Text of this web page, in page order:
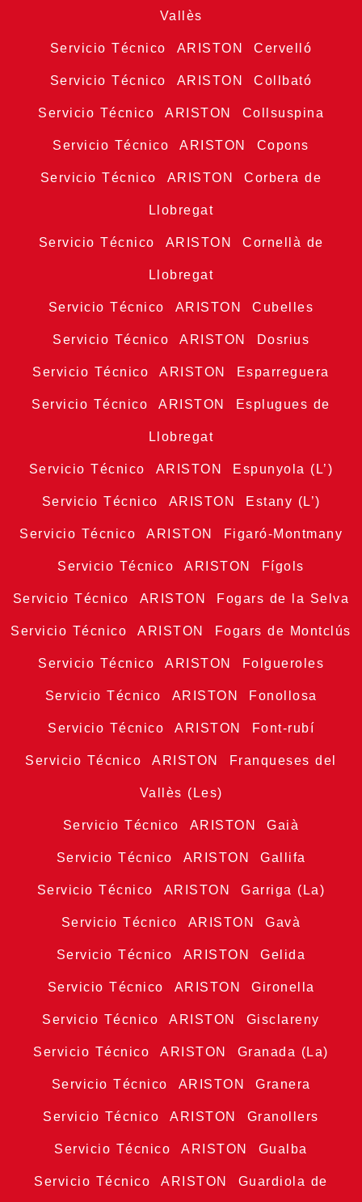
Vallès
Servicio Técnico ARISTON Cervelló
Servicio Técnico ARISTON Collbató
Servicio Técnico ARISTON Collsuspina
Servicio Técnico ARISTON Copons
Servicio Técnico ARISTON Corbera de
Llobregat
Servicio Técnico ARISTON Cornellà de
Llobregat
Servicio Técnico ARISTON Cubelles
Servicio Técnico ARISTON Dosrius
Servicio Técnico ARISTON Esparreguera
Servicio Técnico ARISTON Esplugues de
Llobregat
Servicio Técnico ARISTON Espunyola (L’)
Servicio Técnico ARISTON Estany (L’)
Servicio Técnico ARISTON Figaró-Montmany
Servicio Técnico ARISTON Fígols
Servicio Técnico ARISTON Fogars de la Selva
Servicio Técnico ARISTON Fogars de Montclús
Servicio Técnico ARISTON Folgueroles
Servicio Técnico ARISTON Fonollosa
Servicio Técnico ARISTON Font-rubí
Servicio Técnico ARISTON Franqueses del
Vallès (Les)
Servicio Técnico ARISTON Gaià
Servicio Técnico ARISTON Gallifa
Servicio Técnico ARISTON Garriga (La)
Servicio Técnico ARISTON Gavà
Servicio Técnico ARISTON Gelida
Servicio Técnico ARISTON Gironella
Servicio Técnico ARISTON Gisclareny
Servicio Técnico ARISTON Granada (La)
Servicio Técnico ARISTON Granera
Servicio Técnico ARISTON Granollers
Servicio Técnico ARISTON Gualba
Servicio Técnico ARISTON Guardiola de